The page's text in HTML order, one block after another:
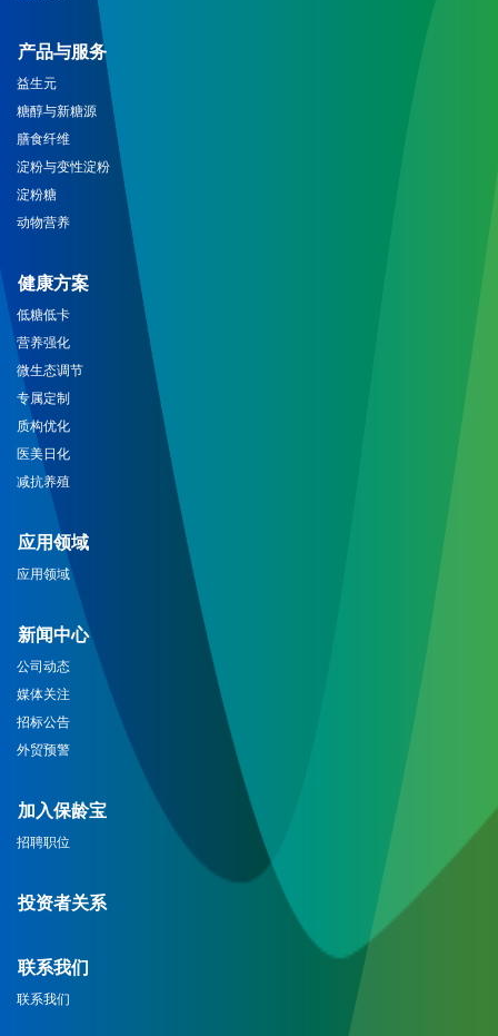
产品与服务
益生元
糖醇与新糖源
膳食纤维
淀粉与变性淀粉
淀粉糖
动物营养
健康方案
低糖低卡
营养强化
微生态调节
专属定制
质构优化
医美日化
减抗养殖
应用领域
应用领域
新闻中心
公司动态
媒体关注
招标公告
外贸预警
加入保龄宝
招聘职位
投资者关系
联系我们
联系我们